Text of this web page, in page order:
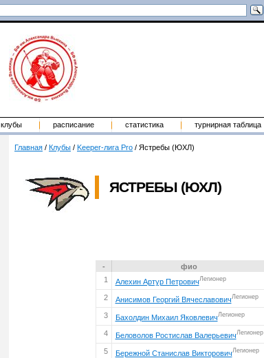
клубы расписание статистика турнирная таблица
Главная / Клубы / Keeper-лига Pro / Ястребы (ЮХЛ)
ЯСТРЕБЫ (ЮХЛ)
- фио
1
Алехин Артур ПетровичЛегионер
2 Анисимов Георгий ВячеславовичЛегионер
3 Бахолдин Михаил ЯковлевичЛегионер
4 Беловолов Ростислав ВалерьевичЛегионер
5 Бережной Станислав ВикторовичЛегионер